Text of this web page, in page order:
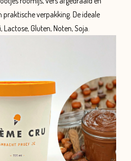
praktische verpakking. De ideale
Gluten, Noten, Soja.